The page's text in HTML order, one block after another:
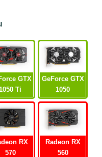
GTX
Ti
GeForce GTX
1050
RX
570
Radeon RX
560